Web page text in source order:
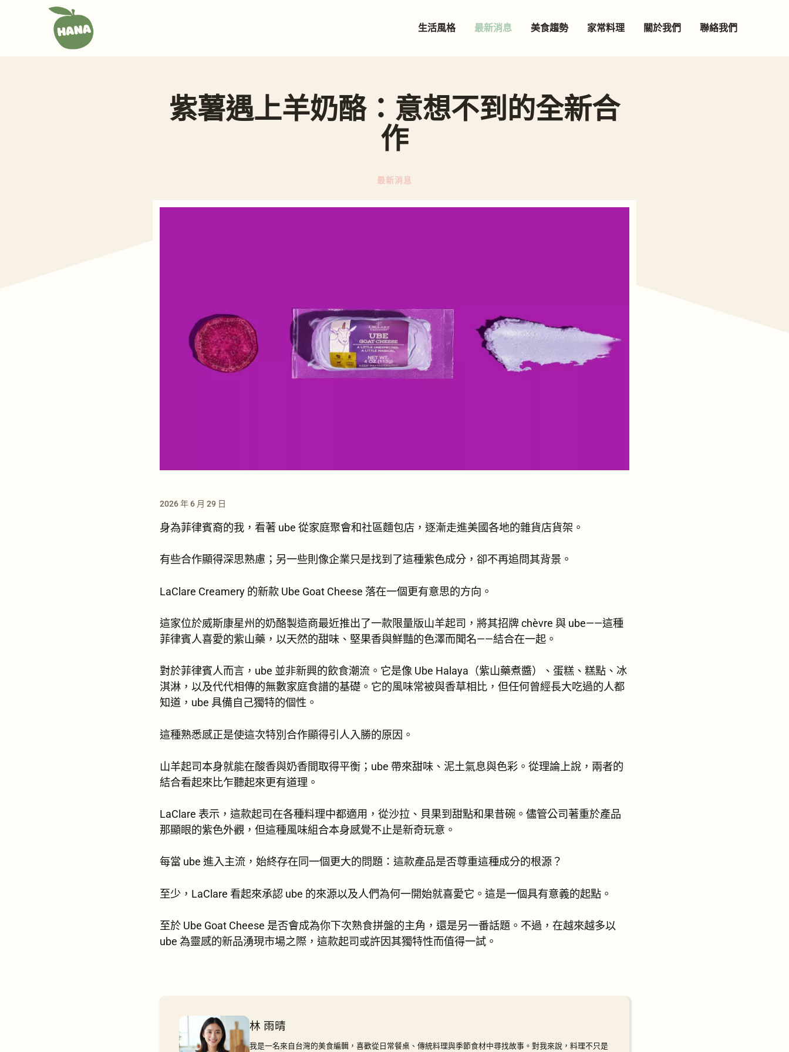
生活風格 最新消息 美食趨勢 家常料理 關於我們 聯絡我們
紫薯遇上羊奶酪：意想不到的全新合
作
最新消息
2026 年 6 月 29 日
身為菲律賓裔的我，看著 ube 從家庭聚會和社區麵包店，逐漸走進美國各地的雜貨店貨架。
有些合作顯得深思熟慮；另一些則像企業只是找到了這種紫色成分，卻不再追問其背景。
LaClare Creamery 的新款 Ube Goat Cheese 落在一個更有意思的方向。
這家位於威斯康星州的奶酪製造商最近推出了一款限量版山羊起司，將其招牌 chèvre 與 ube——這種
菲律賓人喜愛的紫山藥，以天然的甜味、堅果香與鮮豔的色澤而聞名——結合在一起。
對於菲律賓人而言，ube 並非新興的飲食潮流。它是像 Ube Halaya（紫山藥煮醬）、蛋糕、糕點、冰
淇淋，以及代代相傳的無數家庭食譜的基礎。它的風味常被與香草相比，但任何曾經長大吃過的人都
知道，ube 具備自己獨特的個性。
這種熟悉感正是使這次特別合作顯得引人入勝的原因。
山羊起司本身就能在酸香與奶香間取得平衡；ube 帶來甜味、泥土氣息與色彩。從理論上說，兩者的
結合看起來比乍聽起來更有道理。
LaClare 表示，這款起司在各種料理中都適用，從沙拉、貝果到甜點和果昔碗。儘管公司著重於產品
那顯眼的紫色外觀，但這種風味組合本身感覺不止是新奇玩意。
每當 ube 進入主流，始終存在同一個更大的問題：這款產品是否尊重這種成分的根源？
至少，LaClare 看起來承認 ube 的來源以及人們為何一開始就喜愛它。這是一個具有意義的起點。
至於 Ube Goat Cheese 是否會成為你下次熟食拼盤的主角，還是另一番話題。不過，在越來越多以
ube 為靈感的新品湧現市場之際，這款起司或許因其獨特性而值得一試。
林 雨晴
我是一名來自台灣的美食編輯，喜歡從日常餐桌、傳統料理與季節食材中尋找故事。對我來說，料理不只是